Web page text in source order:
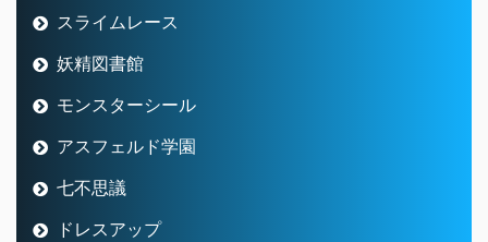
スライムレース
妖精図書館
モンスターシール
アスフェルド学園
七不思議
ドレスアップ